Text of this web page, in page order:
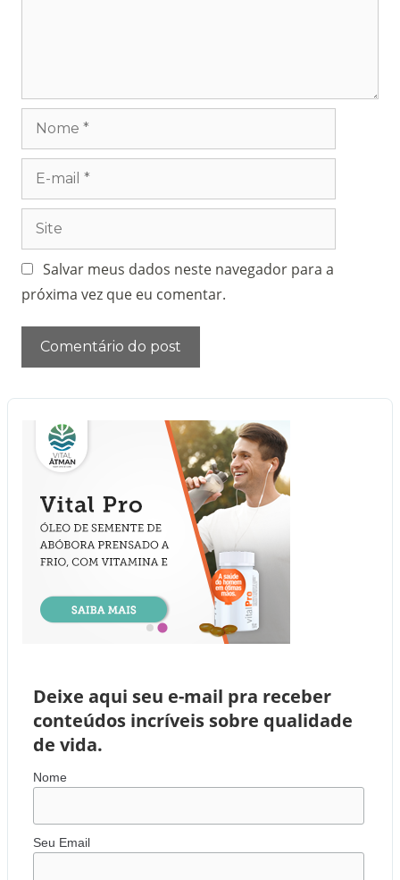
Salvar meus dados neste navegador para a
próxima vez que eu comentar.
Deixe aqui seu e-mail pra receber
conteúdos incríveis sobre qualidade
de vida.
Nome
Seu Email